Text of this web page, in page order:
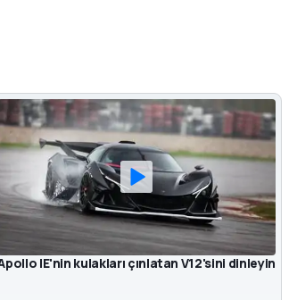
IE'nin kulakları çınlatan V12'sini dinleyin